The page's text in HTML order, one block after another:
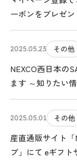
ーポンをプレゼ
2025.05.23 その他
NEXCO西日本の
ます ～知りたい
れる、クルマ旅
2025.05.01 その他
産直通販サイト
プ」にて eギフ